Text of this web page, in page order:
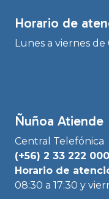
Horario de
Lunes a viernes de
Ñuñoa Atiende
Central Telefónica
(+56) 2 33 222 000
Horario de
08:30 a 17:30 y